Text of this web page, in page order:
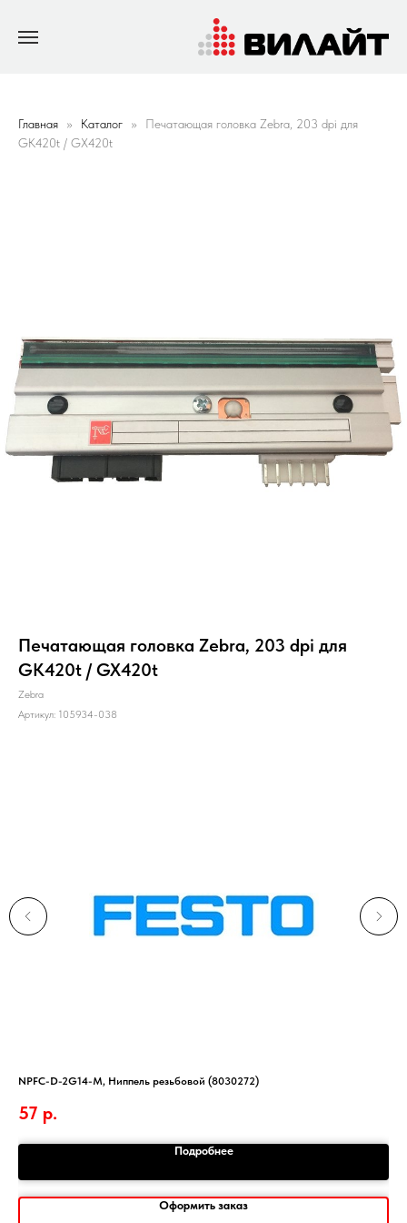
Главная Каталог
Печатающая головка Zebra, 203 dpi для
GK420t / GX420t
Печатающая головка Zebra, 203 dpi для
GK420t / GX420t
Zebra
Артикул: 105934-038
NPFC-D-2G14-M, Ниппель резьбовой (8030272)
57 р.
Подробнее
Оформить заказ